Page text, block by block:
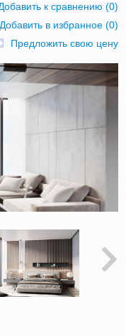
к сравнению (0)
Добавить в избранное(0)
Предложить свою цену